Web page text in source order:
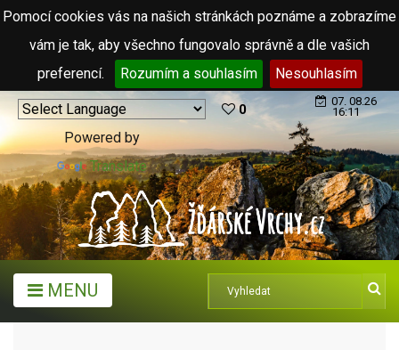
Pomocí cookies vás na našich stránkách poznáme a zobrazíme
vám je tak, aby všechno fungovalo správně a dle vašich
preferencí.
Rozumím a souhlasím Nesouhlasím
Powered by
Translate
0
07. 08.26
16:11
MENU